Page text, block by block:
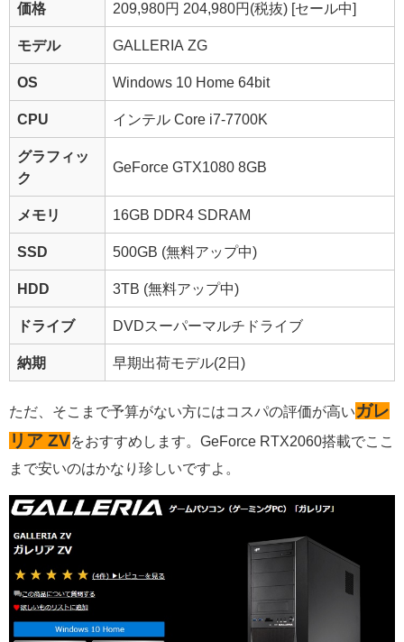
価格 209,980円 204,980円 (税抜) [セール中]
モデル GALLERIA ZG
OS Windows 10 Home 64bit
CPU インテル Core i7-7700K
グラフィッ
ク
GeForce GTX1080 8GB
メモリ 16GB DDR4 SDRAM
SSD 500GB (無料アップ中)
HDD 3TB (無料アップ中)
ドライブ DVDスーパーマルチドライブ
納期 早期出荷モデル(2日)
ただ、そこまで予算がない方にはコスパの評価が高いガレ
リア ZVをおすすめ します。GeForce RTX2060搭載でここ
まで安いのはかなり珍しいですよ。